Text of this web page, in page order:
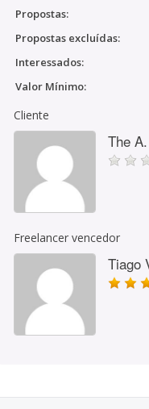
Propostas:
Propostas excluídas:
Interessados:
Valor Mínimo:
Cliente
The A.
Freelancer vencedor
Tiago